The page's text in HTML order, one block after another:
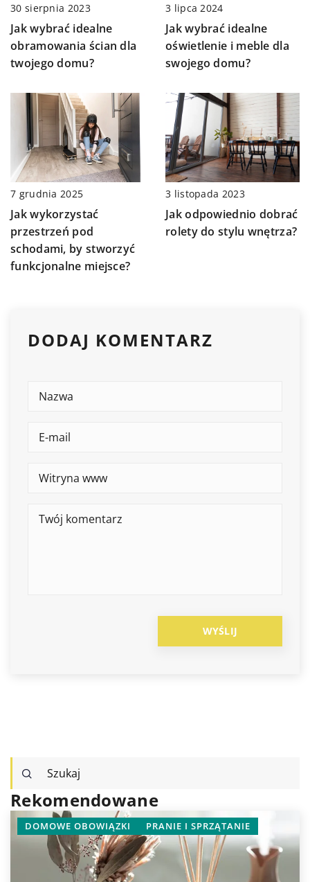
30 sierpnia 2023
Jak wybrać idealne
obramowania ścian dla
twojego domu?
3 lipca 2024
Jak wybrać idealne
oświetlenie i meble dla
swojego domu?
7 grudnia 2025
Jak wykorzystać
przestrzeń pod
schodami, by stworzyć
funkcjonalne miejsce?
3 listopada 2023
Jak odpowiednio dobrać
rolety do stylu wnętrza?
DODAJ KOMENTARZ
Rekomendowane
DOMOWE OBOWIĄZKI PRANIE I SPRZĄTANIE